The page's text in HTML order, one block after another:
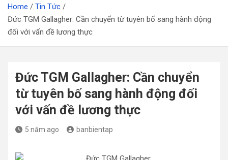
Home
Tin Tức
Đức TGM Gallagher: Cần chuyển từ tuyên bố sang hành động
đối với vấn đề lương thực
Đức TGM Gallagher: Cần chuyển
từ tuyên bố sang hành động đối
với vấn đề lương thực
5 năm ago banbientap